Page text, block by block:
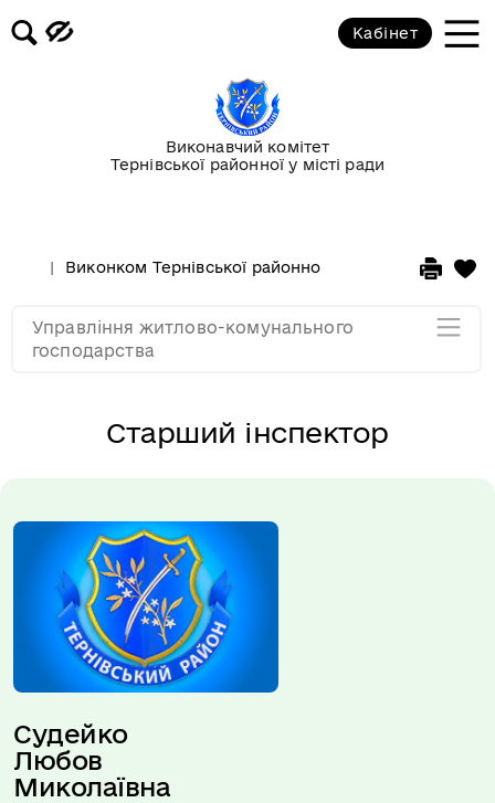
Виконавчий комітет
Тернівської районної у місті ради
Кабінет
Виконком Тернівської районної у місті ради
Старший інспектор
Судейко
Любов
Миколаївна
Управління житлово-комунального
господарства
Керівництво
Відділ благоустрою
Відділ житлово-комунального
договірних відносин
Мапа розділу